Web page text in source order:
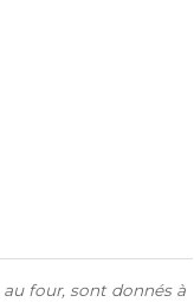
four, sont donnés à